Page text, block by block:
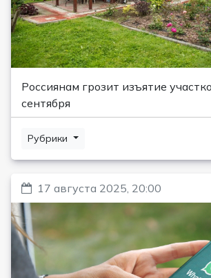
Россиянам грозит изъятие
сентября
Рубрики
17 августа 2025, 20:00